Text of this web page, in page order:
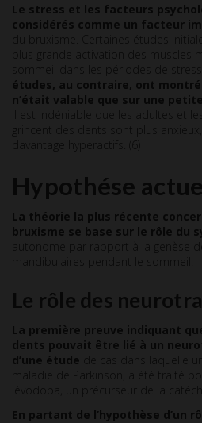
Le stress et les facteurs
considérés comme un facteur
du bruxisme. Certaines études
plus grande activation des muscles
sommeil dans les périodes de
études, au contraire, ont
n’était valable que sur une
Il est indéniable que les adultes et
grincent des dents sont plus
davantage hyperactifs. (6)
Hypothése
La théorie la plus récente
bruxisme se base sur le rôle du
autonome par rapport à la genèse
mandibulaires pendant le sommeil.
Le rôle des
La première preuve indiquant
dents pouvait être lié à un
d’une étude de cas dans laquelle
maladie de Parkinson, a été traité
lévodopa, un précurseur de la
En partant de l’hypothèse d’un